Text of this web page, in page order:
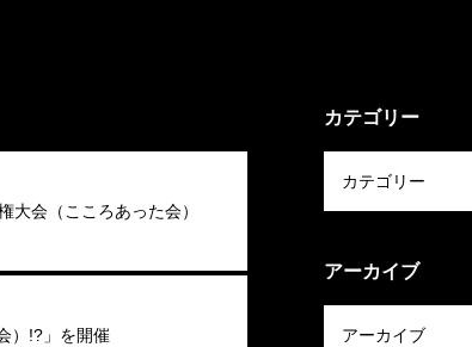
大会（こころあった会）
）!?」を開催
カテゴリー
アーカイブ